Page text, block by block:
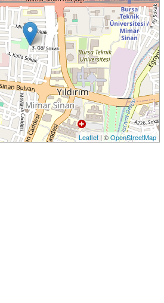
Leaflet| ©OpenStreetMap